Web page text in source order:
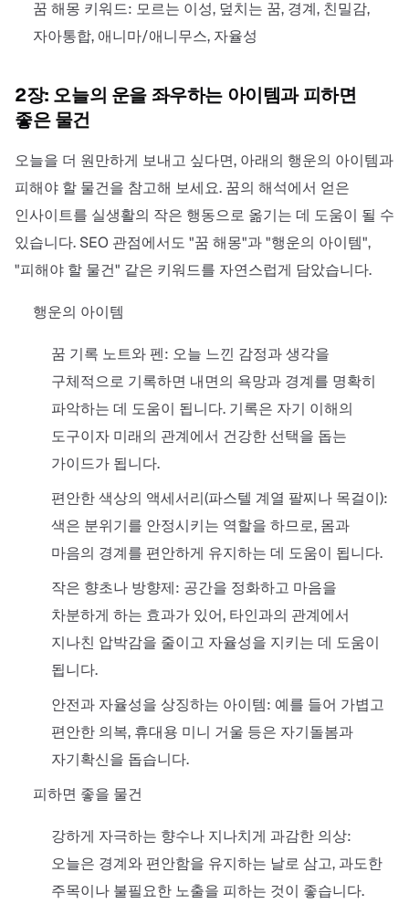
꿈 해몽 키워드: 모르는 이성, 덮치는 꿈, 경계, 친밀감,
자아통합, 애니마/애니무스, 자율성
2장: 오늘의 운을 좌우하는 아이템과 피하면
좋은 물건
오늘을 더 원만하게 보내고 싶다면, 아래의 행운의 아이템과
피해야 할 물건을 참고해 보세요. 꿈의 해석에서 얻은
인사이트를 실생활의 작은 행동으로 옮기는 데 도움이 될 수
있습니다. SEO 관점에서도 "꿈 해몽"과 "행운의 아이템",
"피해야 할 물건" 같은 키워드를 자연스럽게 담았습니다.
행운의 아이템
꿈 기록 노트와 펜: 오늘 느낀 감정과 생각을
구체적으로 기록하면 내면의 욕망과 경계를 명확히
파악하는 데 도움이 됩니다. 기록은 자기 이해의
도구이자 미래의 관계에서 건강한 선택을 돕는
가이드가 됩니다.
편안한 색상의 액세서리(파스텔 계열 팔찌나 목걸이):
색은 분위기를 안정시키는 역할을 하므로, 몸과
마음의 경계를 편안하게 유지하는 데 도움이 됩니다.
작은 향초나 방향제: 공간을 정화하고 마음을
차분하게 하는 효과가 있어, 타인과의 관계에서
지나친 압박감을 줄이고 자율성을 지키는 데 도움이
됩니다.
안전과 자율성을 상징하는 아이템: 예를 들어 가볍고
편안한 의복, 휴대용 미니 거울 등은 자기돌봄과
자기확신을 돕습니다.
피하면 좋을 물건
강하게 자극하는 향수나 지나치게 과감한 의상:
오늘은 경계와 편안함을 유지하는 날로 삼고, 과도한
주목이나 불필요한 노출을 피하는 것이 좋습니다.